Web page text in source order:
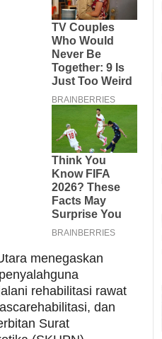
menegaskan
rehabilitasi rawat
dan
Surat